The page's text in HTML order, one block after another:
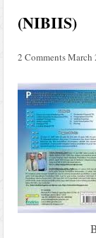
(NIBIIS)
2 CommentsMarch